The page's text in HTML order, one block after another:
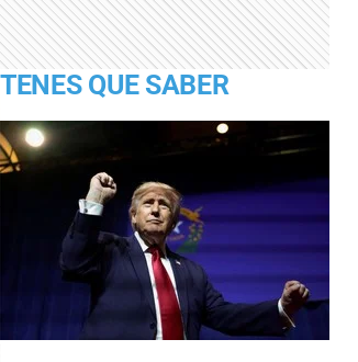
TENES QUE SABER